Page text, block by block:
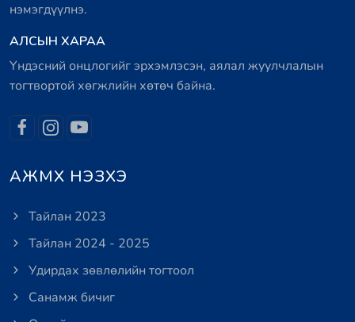
нэмэгдүүлнэ.
АЛСЫН ХАРАА
Үндэсний онцлогийг эрхэмлэсэн, аялал жуулчлалын
тогтвортой хөгжлийн хөтөч байна.
АЖМХ НЭЗХЭ
Тайлан 2023
Тайлан 2024 - 2025
Удирдах зөвлөлийн тогтоол
Санамж бичиг